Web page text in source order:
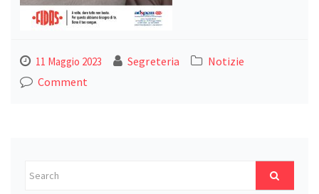
11 Maggio 2023 Segreteria
Notizie
Comment